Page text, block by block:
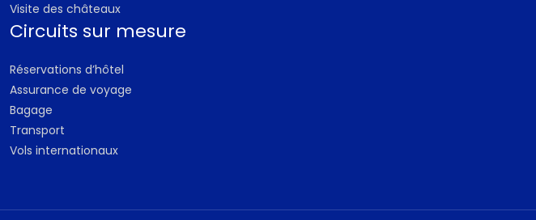
Visite des châteaux
Circuits sur mesure
Réservations d’hôtel
Assurance de voyage
Bagage
Transport
Vols internationaux